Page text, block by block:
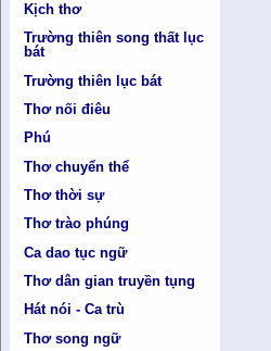
Kịch thơ
Trường thiên song thất lục
bát
Trường thiên lục bát
Thơ nối điêu
Phú
Thơ chuyển thể
Thơ thời sự
Thơ trào phúng
Ca dao tục ngữ
Thơ dân gian truyền tụng
Hát nói - Ca trù
Thơ song ngữ